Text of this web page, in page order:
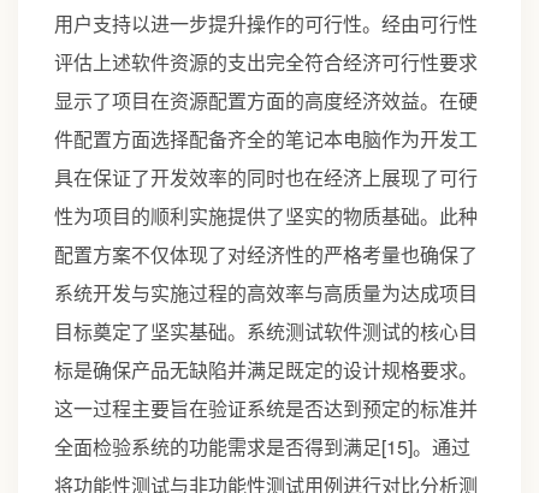
用户支持以进一步提升操作的可行性。经由可行性
评估上述软件资源的支出完全符合经济可行性要求
显示了项目在资源配置方面的高度经济效益。在硬
件配置方面选择配备齐全的笔记本电脑作为开发工
具在保证了开发效率的同时也在经济上展现了可行
性为项目的顺利实施提供了坚实的物质基础。此种
配置方案不仅体现了对经济性的严格考量也确保了
系统开发与实施过程的高效率与高质量为达成项目
目标奠定了坚实基础。系统测试软件测试的核心目
标是确保产品无缺陷并满足既定的设计规格要求。
这一过程主要旨在验证系统是否达到预定的标准并
全面检验系统的功能需求是否得到满足[15]。通过
将功能性测试与非功能性测试用例进行对比分析测